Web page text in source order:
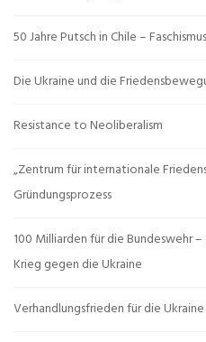
50 Jahre Putsch in Chile –
Die Ukraine und die
Resistance to Neoliberalism
„Zentrum für internationale
Gründungsprozess
100 Milliarden für die Bundeswehr
Krieg gegen die Ukraine
Verhandlungsfrieden für die